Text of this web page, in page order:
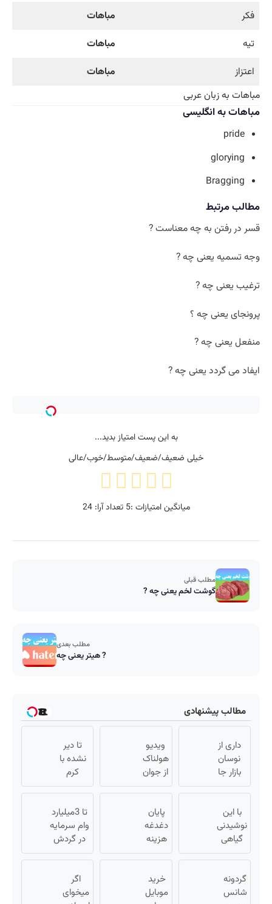
فكر
مباهات
تيه
مباهات
اعتزاز
مباهات
مباهات به زبان عربی
مباهات به انگلیسی
pride
glorying
Bragging
مطالب مرتبط
قسر در رفتن به چه معناست ?
وجه تسمیه یعنی چه ?
ترغیب یعنی چه ?
پرونجای یعنی چه ؟
منفعل یعنی چه ?
ایفاد می گردد یعنی چه ?
به این پست امتیاز بدید...
خیلی ضعیف/ضعیف/متوسط/خوب/عالی
میانگین امتیازات :5 تعداد آرا:24
مطلب قبلی
گوشت لخم یعنی چه ?
مطلب بعدی
هیتر یعنی چه ?
مطالب پیشنهادی
داری از
نوسان
بازار جا
میمونی!!!!
طلا بخر💰
ویدیو
هولناک
از جوان
کارتن
که
میلیاردر
شد.
آموزش
تا دیر
نشده با
کرم
ضدچروک
پوستتو
صاف و
آینه ای
کن!
با این
نوشیدنی
گیاهی
کبدت
پرقدرته55%تخفیف
پایان
دغدغه
هزینه
های
پزشکی
با پک
تا 3میلیارد
وام سرمایه
در گردش
فروشندگان
فروشگاهت
رو ثبت کن
گردونه
شانس
خرید
موبایل
اگر
میخوای